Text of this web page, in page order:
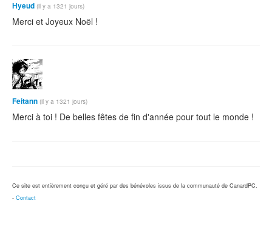
Hyeud (il y a 1321 jours)
Merci et Joyeux Noël !
Feitann (il y a 1321 jours)
Merci à toi ! De belles fêtes de fin d'année pour tout le monde !
Ce site est entièrement conçu et géré par des bénévoles issus de la communauté de CanardPC.
- Contact